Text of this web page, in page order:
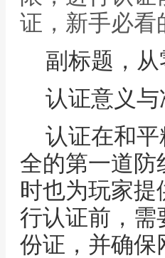
证，新手必看
副标题，
认证意义与
认证在和
全的第一道防
时也为玩家
行认证前，需
份证，并确保